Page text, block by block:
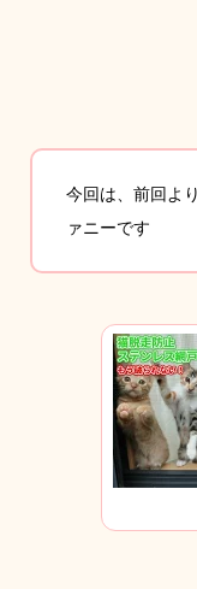
今回は、前回よ
ァニーです